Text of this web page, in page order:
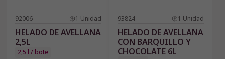
92006 1 Unidad
HELADO DE AVELLANA
2,5L
2,5 l / bote
93824 1 Unidad
HELADO DE AVELLANA
CON BARQUILLO Y
CHOCOLATE 6L